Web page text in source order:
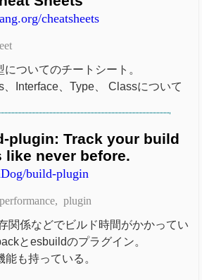
cheatsheets
ついてのチートシート。
Interface、Type、 Classについて
plugin: Track your build
like never before.
build-plugin
performance plugin
関係などでビルド時間がかかってい
とesbuildのプラグイン。
も持っている。